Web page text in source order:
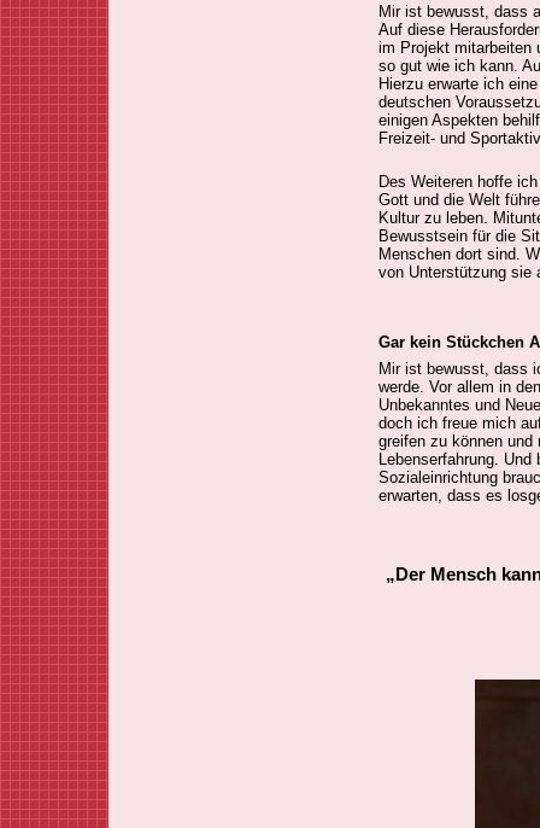
Mir ist bewusst, dass
Auf diese
im Projekt mitarbeiten
so gut wie ich kann.
Hierzu erwarte ich
deutschen
einigen Aspekten
Freizeit- und
Des Weiteren hoffe
Gott und die Welt
Kultur zu leben.
Bewusstsein für die
Menschen dort sind.
von Unterstützung sie
Gar kein Stückchen
Mir ist bewusst, dass
werde. Vor allem in
Unbekanntes und
doch ich freue mich
greifen zu können
Lebenserfahrung.
Sozialeinrichtung
erwarten, dass es
„Der Mensch